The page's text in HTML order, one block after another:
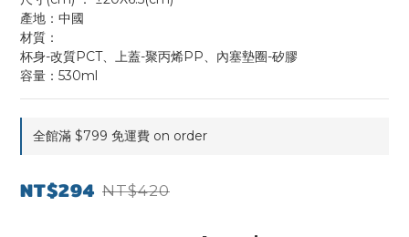
產地：中國
材質：
杯身-改質PCT、上蓋-聚丙烯PP、內塞墊圈-矽膠
容量：530ml
全館滿 $799 免運費 on order
NT$294 NT$420